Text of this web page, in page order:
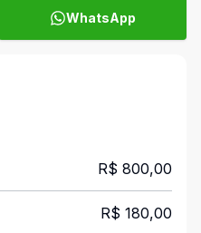
WhatsApp
R$ 800,00
R$ 180,00